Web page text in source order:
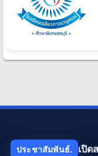
ประชาสัมพันธ์. เปิด